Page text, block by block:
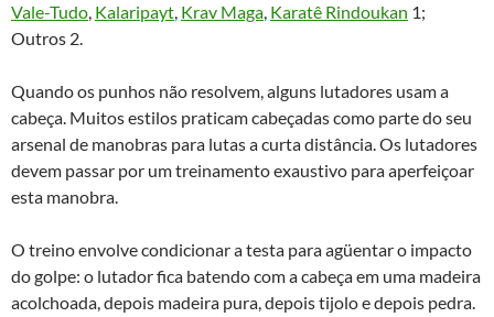
Vale-Tudo, Kalaripayt, Krav Maga, Karatê Rindoukan 1;
Outros 2.
Quando os punhos não resolvem, alguns lutadores usam a
cabeça. Muitos estilos praticam cabeçadas como parte do seu
arsenal de manobras para lutas a curta distância. Os lutadores
devem passar por um treinamento exaustivo para aperfeiçoar
esta manobra.
O treino envolve condicionar a testa para agüentar o impacto
do golpe: o lutador fica batendo com a cabeça em uma madeira
acolchoada, depois madeira pura, depois tijolo e depois pedra.